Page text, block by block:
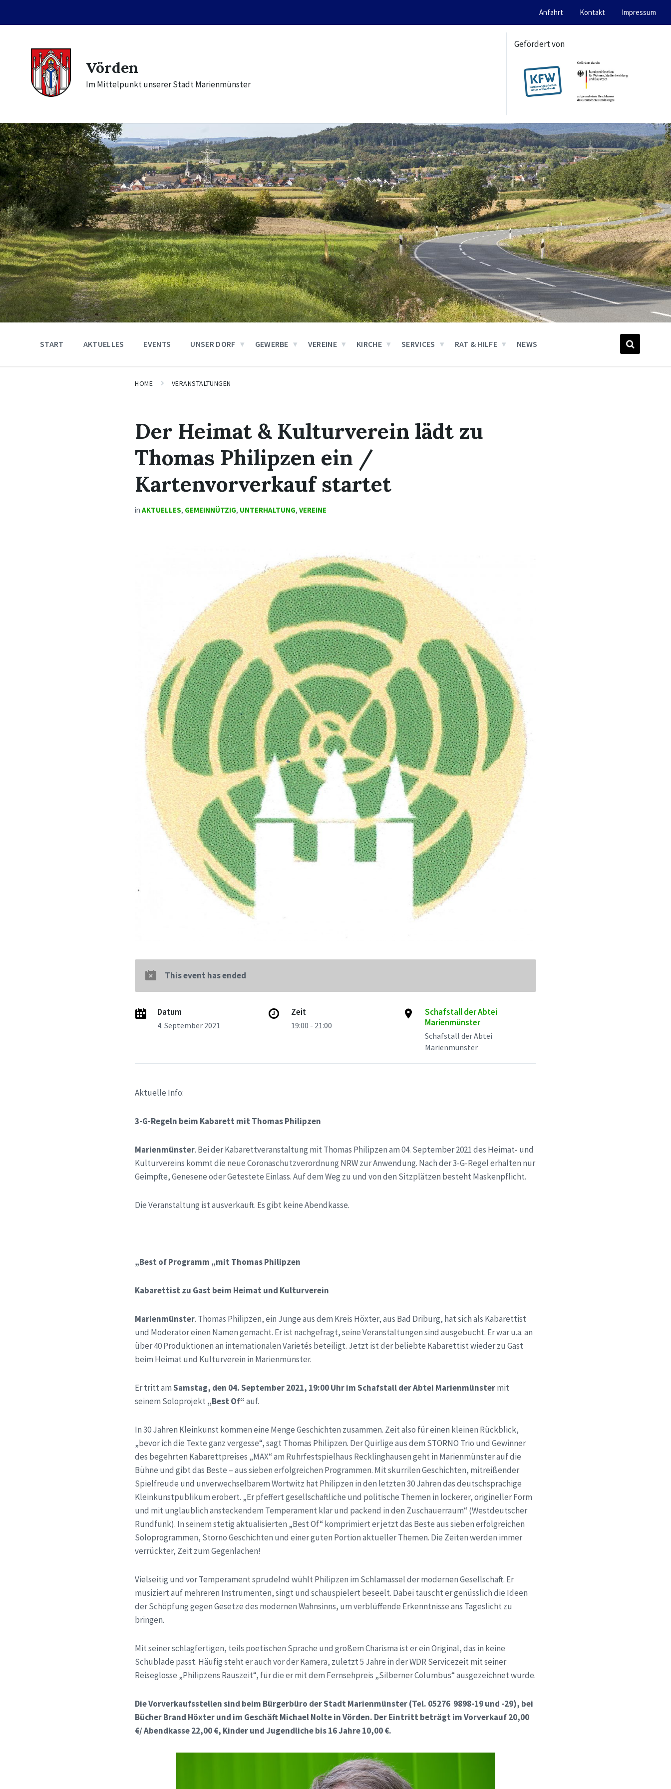
content
main
footer
Anfahrt Kontakt Impressum
Vörden
Im Mittelpunkt unserer Stadt Marienmünster
Gefördert von
START AKTUELLES EVENTS UNSER DORF GEWERBE VEREINE KIRCHE SERVICES RAT & HILFE NEWS
HOME VERANSTALTUNGEN
Der Heimat & Kulturverein lädt zu
Thomas Philipzen ein /
Kartenvorverkauf startet
inAKTUELLES, GEMEINNÜTZIG, UNTERHALTUNG,VEREINE
This event has ended
Datum
4. September 2021
Zeit
19:00 - 21:00
Schafstall der Abtei
Marienmünster
Schafstall der Abtei
Marienmünster
Aktuelle Info:
3-G-Regeln beim Kabarett mit Thomas Philipzen
Marienmünster. Bei der Kabarettveranstaltung mit Thomas Philipzen am 04. September 2021 des Heimat- und
Kulturvereins kommt die neue Coronaschutzverordnung NRW zur Anwendung. Nach der 3-G-Regel erhalten nur
Geimpfte, Genesene oder Getestete Einlass. Auf dem Weg zu und von den Sitzplätzen besteht Maskenpflicht.
Die Veranstaltung ist ausverkauft. Es gibt keine Abendkasse.
„Best of Programm „mit Thomas Philipzen
Kabarettist zu Gast beim Heimat und Kulturverein
Marienmünster. Thomas Philipzen, ein Junge aus dem Kreis Höxter, aus Bad Driburg, hat sich als Kabarettist
und Moderator einen Namen gemacht. Er ist nachgefragt, seine Veranstaltungen sind ausgebucht. Er war u.a. an
über 40 Produktionen an internationalen Varietés beteiligt. Jetzt ist der beliebte Kabarettist wieder zu Gast
beim Heimat und Kulturverein in Marienmünster.
Er tritt amSamstag, den 04. September 2021, 19:00 Uhr im Schafstall der Abtei Marienmünstermit
seinem Soloprojekt „Best Of“auf.
In 30 Jahren Kleinkunst kommen eine Menge Geschichten zusammen. Zeit also für einen kleinen Rückblick,
„bevor ich die Texte ganz vergesse“, sagt Thomas Philipzen. Der Quirlige aus dem STORNO Trio und Gewinner
des be­gehrten Kabarettpreises „MAX“ am Ruhrfestspielhaus Recklinghausen geht in Marienmünster auf die
Bühne und gibt das Beste – aus sieben erfolgreichen Programmen. Mit skurrilen Geschichten, mitreißender
Spielfreude und unverwechselbarem Wortwitz hat Philipzen in den letzten 30 Jahren das deutschsprachige
Kleinkunstpublikum erobert. „Er pfeffert gesellschaftliche und politische Themen in lockerer, origineller Form
und mit unglaublich ansteckendem Temperament klar und packend in den Zuschauerraum“ (Westdeutscher
Rundfunk). In seinem stetig aktualisierten „Best Of“ komprimiert er jetzt das Beste aus sieben erfolgreichen
Soloprogrammen, Storno Geschichten und einer guten Portion aktueller Themen. Die Zeiten werden immer
verrückter, Zeit zum Gegenlachen!
Vielseitig und vor Temperament sprudelnd wühlt Philipzen im Schlamassel der modernen Gesellschaft. Er
musiziert auf mehreren Instrumenten, singt und schauspielert beseelt. Dabei tauscht er genüsslich die Ideen
der Schöpfung gegen Gesetze des modernen Wahnsinns, um verblüffende Erkenntnisse ans Tageslicht zu
bringen.
Mit seiner schlagfertigen, teils poetischen Sprache und großem Charisma ist er ein Original, das in keine
Schublade passt. Häufig steht er auch vor der Kamera, zuletzt 5 Jahre in der WDR Servicezeit mit seiner
Reiseglosse „Philipzens Rauszeit“, für die er mit dem Fernsehpreis „Silberner Columbus“ ausgezeichnet wurde.
Die Vorverkaufsstellen sind beim Bürgerbüro der Stadt Marienmünster (Tel. 05276 9898-19 und -29), bei
Bücher Brand Höxter und im Geschäft Michael Nolte in Vörden. Der Eintritt beträgt im Vorverkauf 20,00
€/ Abendkasse 22,00 €, Kinder und Jugendliche bis 16 Jahre 10,00 €.